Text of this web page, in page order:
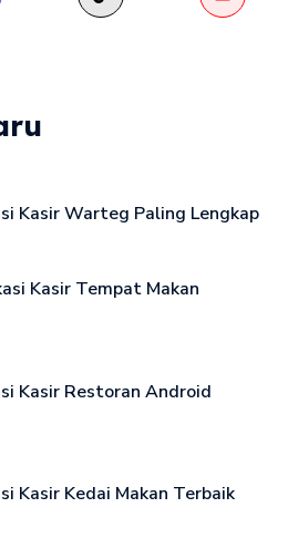
Kasir Warteg Paling Lengkap
Kasir Tempat Makan
Kasir Restoran Android
Kasir Kedai Makan Terbaik